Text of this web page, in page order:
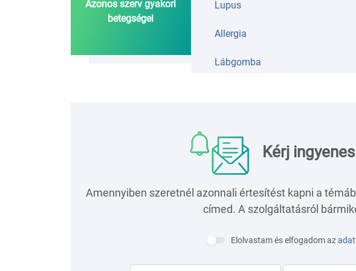
Azonos szerv gyakori
betegségei
Lupus
Allergia
Lábgomba
Kérj
Amennyiben szeretnél azonnali értesítést kapni a
címed. A szolgáltatásról
Elolvastam és elfogadom az